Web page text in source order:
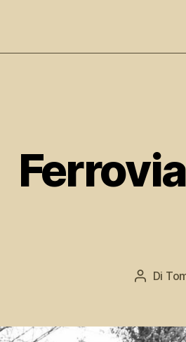
Autore
Di